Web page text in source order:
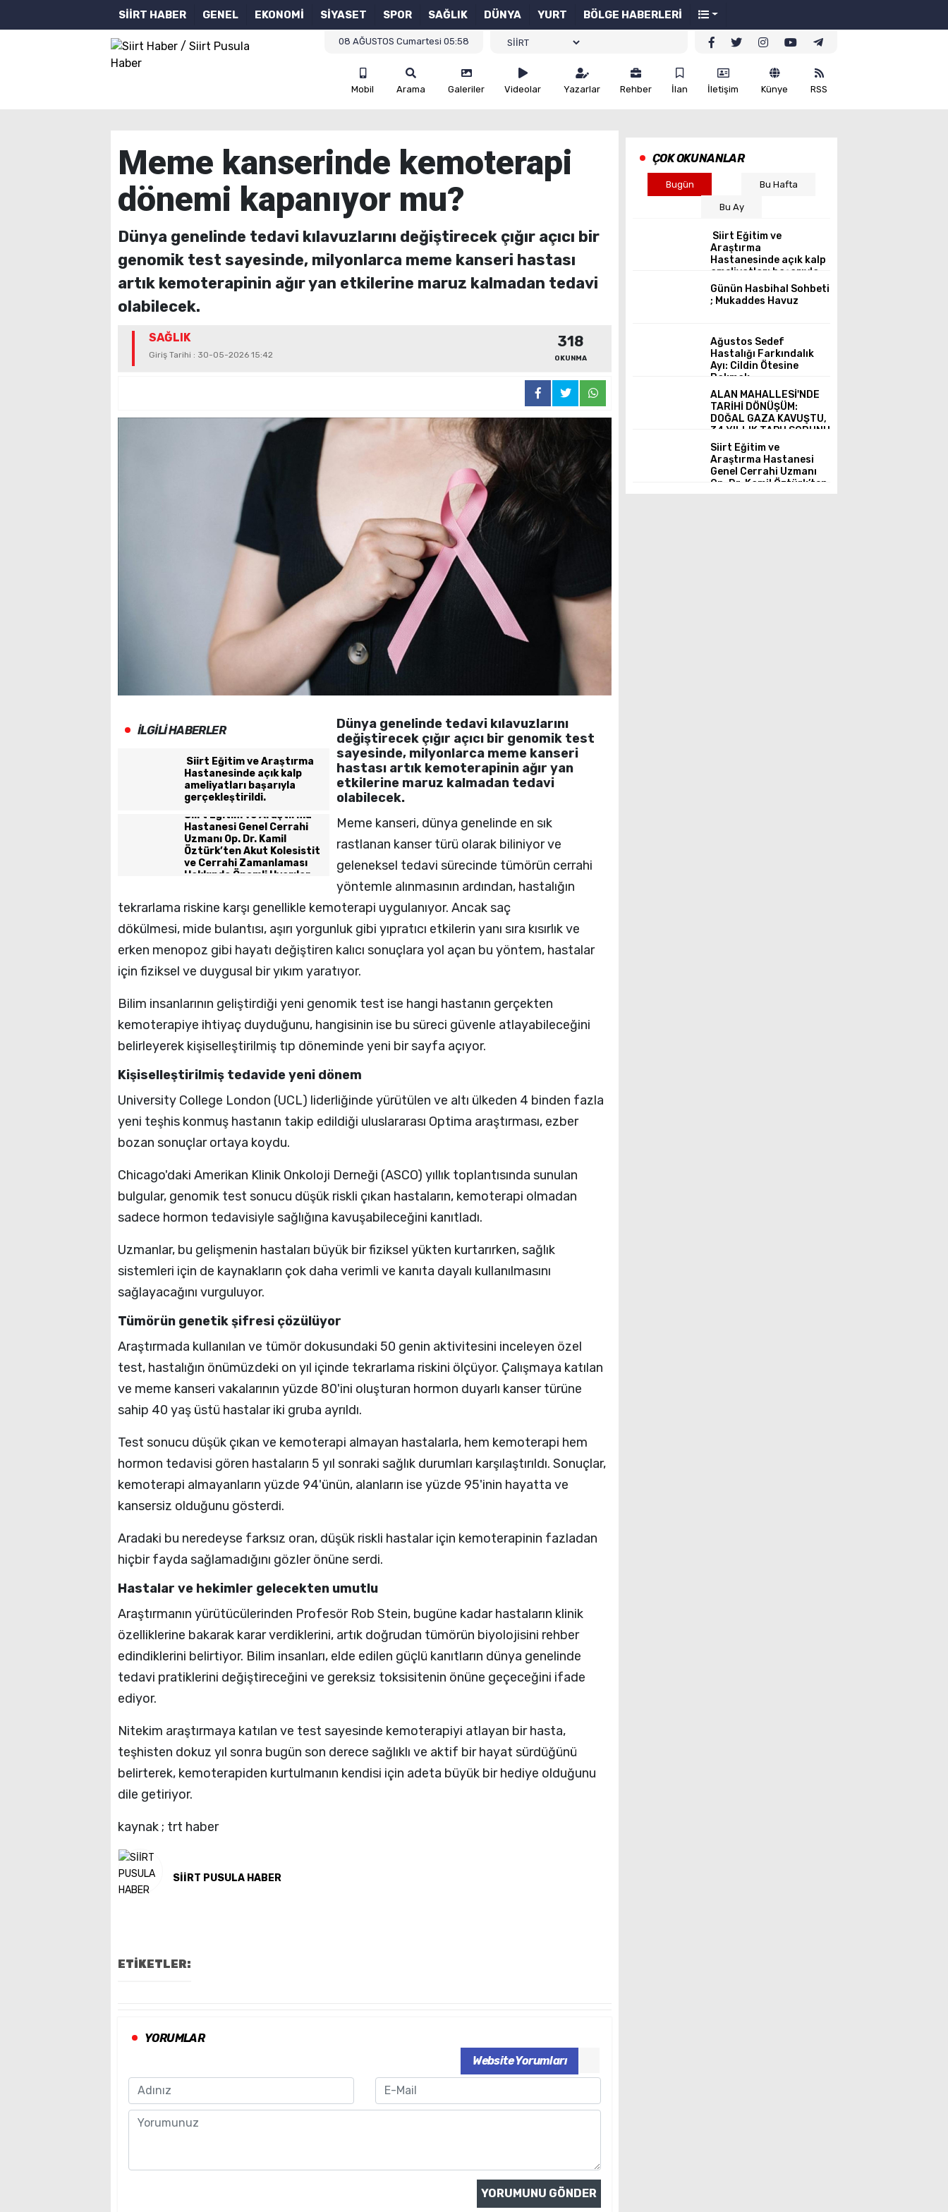
SİİRT HABER GENEL EKONOMİ SİYASET SPOR SAĞLIK DÜNYA YURT BÖLGE HABERLERİ
08 AĞUSTOS Cumartesi 05:58
Mobil Arama Galeriler Videolar Yazarlar Rehber İlan İletişim Künye RSS
Meme kanserinde kemoterapi
dönemi kapanıyor mu?
Dünya genelinde tedavi kılavuzlarını değiştirecek çığır açıcı bir
genomik test sayesinde, milyonlarca meme kanseri hastası
artık kemoterapinin ağır yan etkilerine maruz kalmadan tedavi
olabilecek.
SAĞLIK
Giriş Tarihi : 30-05-2026 15:42
318
OKUNMA
İLGİLİ HABERLER
Siirt Eğitim ve Araştırma
Hastanesinde açık kalp
ameliyatları başarıyla
gerçekleştirildi.
Siirt Eğitim ve Araştırma
Hastanesi Genel Cerrahi
Uzmanı Op. Dr. Kamil
Öztürk’ten Akut Kolesistit
ve Cerrahi Zamanlaması
Hakkında Önemli Uyarılar
Dünya genelinde tedavi kılavuzlarını
değiştirecek çığır açıcı bir genomik test
sayesinde, milyonlarca meme kanseri
hastası artık kemoterapinin ağır yan
etkilerine maruz kalmadan tedavi
olabilecek.
Meme kanseri, dünya genelinde en sık
rastlanan kanser türü olarak biliniyor ve
geleneksel tedavi sürecinde tümörün cerrahi
yöntemle alınmasının ardından, hastalığın
tekrarlama riskine karşı genellikle kemoterapi uygulanıyor. Ancak saç
dökülmesi, mide bulantısı, aşırı yorgunluk gibi yıpratıcı etkilerin yanı sıra kısırlık ve
erken menopoz gibi hayatı değiştiren kalıcı sonuçlara yol açan bu yöntem, hastalar
için fiziksel ve duygusal bir yıkım yaratıyor.
Bilim insanlarının geliştirdiği yeni genomik test ise hangi hastanın gerçekten
kemoterapiye ihtiyaç duyduğunu, hangisinin ise bu süreci güvenle atlayabileceğini
belirleyerek kişiselleştirilmiş tıp döneminde yeni bir sayfa açıyor.
Kişiselleştirilmiş tedavide yeni dönem
University College London (UCL) liderliğinde yürütülen ve altı ülkeden 4 binden fazla
yeni teşhis konmuş hastanın takip edildiği uluslararası Optima araştırması, ezber
bozan sonuçlar ortaya koydu.
Chicago'daki Amerikan Klinik Onkoloji Derneği (ASCO) yıllık toplantısında sunulan
bulgular, genomik test sonucu düşük riskli çıkan hastaların, kemoterapi olmadan
sadece hormon tedavisiyle sağlığına kavuşabileceğini kanıtladı.
Uzmanlar, bu gelişmenin hastaları büyük bir fiziksel yükten kurtarırken, sağlık
sistemleri için de kaynakların çok daha verimli ve kanıta dayalı kullanılmasını
sağlayacağını vurguluyor.
Tümörün genetik şifresi çözülüyor
Araştırmada kullanılan ve tümör dokusundaki 50 genin aktivitesini inceleyen özel
test, hastalığın önümüzdeki on yıl içinde tekrarlama riskini ölçüyor. Çalışmaya katılan
ve meme kanseri vakalarının yüzde 80'ini oluşturan hormon duyarlı kanser türüne
sahip 40 yaş üstü hastalar iki gruba ayrıldı.
Test sonucu düşük çıkan ve kemoterapi almayan hastalarla, hem kemoterapi hem
hormon tedavisi gören hastaların 5 yıl sonraki sağlık durumları karşılaştırıldı. Sonuçlar,
kemoterapi almayanların yüzde 94'ünün, alanların ise yüzde 95'inin hayatta ve
kansersiz olduğunu gösterdi.
Aradaki bu neredeyse farksız oran, düşük riskli hastalar için kemoterapinin fazladan
hiçbir fayda sağlamadığını gözler önüne serdi.
Hastalar ve hekimler gelecekten umutlu
Araştırmanın yürütücülerinden Profesör Rob Stein, bugüne kadar hastaların klinik
özelliklerine bakarak karar verdiklerini, artık doğrudan tümörün biyolojisini rehber
edindiklerini belirtiyor. Bilim insanları, elde edilen güçlü kanıtların dünya genelinde
tedavi pratiklerini değiştireceğini ve gereksiz toksisitenin önüne geçeceğini ifade
ediyor.
Nitekim araştırmaya katılan ve test sayesinde kemoterapiyi atlayan bir hasta,
teşhisten dokuz yıl sonra bugün son derece sağlıklı ve aktif bir hayat sürdüğünü
belirterek, kemoterapiden kurtulmanın kendisi için adeta büyük bir hediye olduğunu
dile getiriyor.
kaynak ; trt haber
SİİRT PUSULA HABER
ETİKETLER:
YORUMLAR
Website Yorumları
Name
Email
Comment
ÇOK OKUNANLAR
Bugün Bu Hafta
Bu Ay
Siirt Eğitim ve
Araştırma
Hastanesinde açık kalp
ameliyatları başarıyla
gerçekleştirildi.
Günün Hasbihal Sohbeti
; Mukaddes Havuz
Ağustos Sedef
Hastalığı Farkındalık
Ayı: Cildin Ötesine
Bakmak
ALAN MAHALLESİ'NDE
TARİHİ DÖNÜŞÜM:
DOĞAL GAZA KAVUŞTU,
34 YILLIK TAPU SORUNU
ÇÖZÜLDÜ
Siirt Eğitim ve
Araştırma Hastanesi
Genel Cerrahi Uzmanı
Op. Dr. Kamil Öztürk’ten